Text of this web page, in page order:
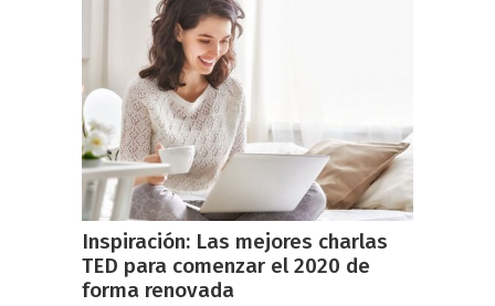
Inspiración: Las mejores charlas
TED para comenzar el 2020 de
forma renovada